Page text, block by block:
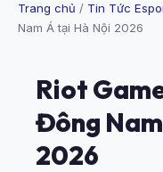
Trang chủ / Tin Tức
Nam Á tại Hà Nội 2026
Riot
Đông
2026